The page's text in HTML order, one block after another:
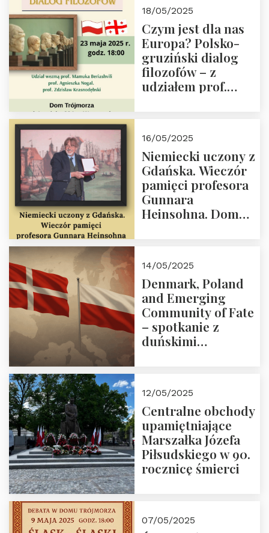
społeczny, członek
Kapituły Nagrody
im. Prezydenta
Lecha
Kaczyńskiego.
Wielki autorytet.
18/05/2025
Czym jest dla nas
Europa? Polsko-
gruziński dialog
filozofów – z
udziałem prof.
Dom Trójmorza 23
maja 2025 r. godz.
18:00.
16/05/2025
Niemiecki uczony z
Gdańska. Wieczór
pamięci profesora
Gunnara
Heinsohna. Dom
14/05/2025
Denmark, Poland
and Emerging
Community of Fate
– spotkanie z
duńskimi
12/05/2025
Centralne obchody
upamiętniające
Marszałka Józefa
Piłsudskiego w 90.
rocznicę śmierci
07/05/2025